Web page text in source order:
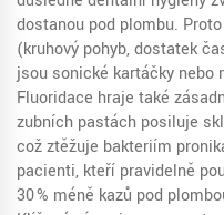
dostanou pod plombu.
(kruhový pohyb, dostatek
jsou sonické kartáčky nebo
Fluoridace hraje také
zubních pastách posiluje
což ztěžuje bakteriím
pacienti, kteří pravidelně
30 % méně kazů pod